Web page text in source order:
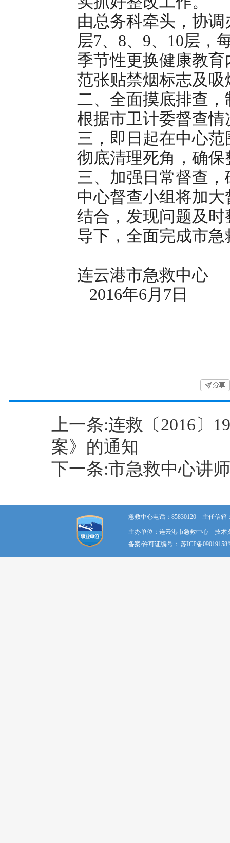
由总务科牵头，协
层7、8、9、10层，
季节性更换健康教
范张贴禁烟标志及吸
二、全面摸底排查
根据市卫计委督查
三，即日起在中心
彻底清理死角，确
三、加强日常督查
中心督查小组将加
结合，发现问题及
导下，全面完成市
连云港市急救中心
2016年6月7日
上一条:连救〔2016〕
案》的通知
下一条:市急救中心讲
急救中心电话：85830120 主任信箱
主办单位：连云港市急救中心 技术
备案/许可证编号： 苏ICP备09019158